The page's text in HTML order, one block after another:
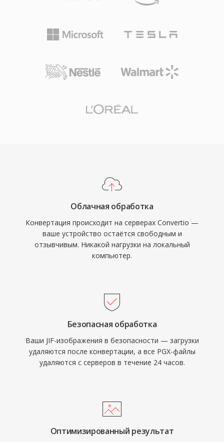
Облачная обработка
Конвертация происходит на серверах Convertio —
ваше устройство остаётся свободным и
отзывчивым. Никакой нагрузки на локальный
компьютер.
Безопасная обработка
Ваши JIF-изображения в безопасности — загрузки
удаляются после конвертации, а все PGX-файлы
удаляются с серверов в течение 24 часов.
Оптимизированный результат